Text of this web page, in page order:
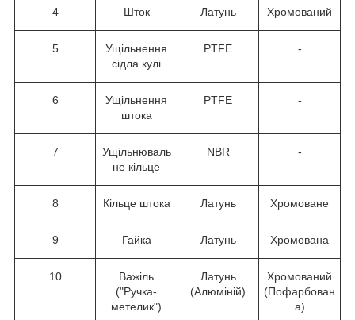
4 Шток Латунь Хромований
5
Ущільнення
сідла кулі
PTFE -
6
Ущільнення
штока
PTFE -
7
Ущільнюваль
не кільце
NBR -
8 Кільце штока Латунь Хромоване
9 Гайка Латунь Хромована
10
Важіль
("Ручка-
метелик")
Латунь
(Алюміній)
Хромований
(Пофарбован
а)